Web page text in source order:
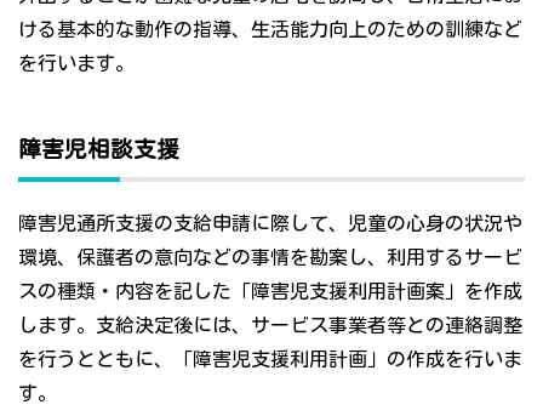
ける基本的な動作の指導、生活能力向上のための訓練など
を行います。
障害児相談支援
障害児通所支援の支給申請に際して、児童の心身の状況や
環境、保護者の意向などの事情を勘案し、利用するサービ
スの種類・内容を記した「障害児支援利用計画案」を作成
します。支給決定後には、サービス事業者等との連絡調整
を行うとともに、「障害児支援利用計画」の作成を行いま
す。